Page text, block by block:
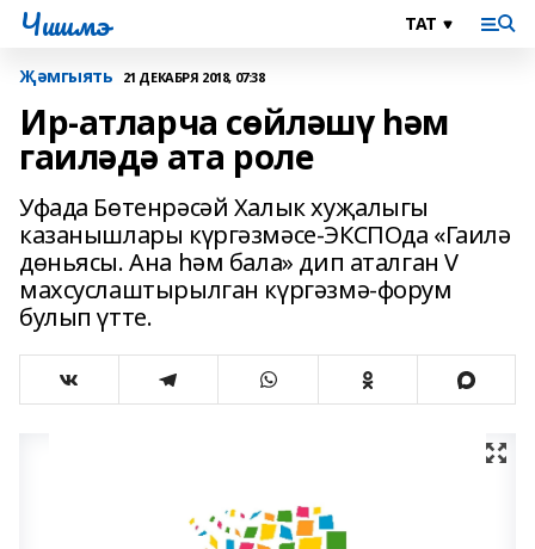
Чишмэ
Җәмгыять 21 ДЕКАБРЯ 2018, 07:38
Ир-атларча сөйләшү һәм
гаиләдә ата роле
Уфада Бөтенрәсәй Халык хуҗалыгы
казанышлары күргәзмәсе-ЭКСПОда «Гаилә
дөньясы. Ана һәм бала» дип аталган V
махсуслаштырылган күргәзмә-форум
булып үтте.